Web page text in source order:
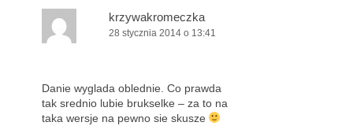
krzywakromeczka
28 stycznia 2014 o 13:41
Danie wyglada oblednie. Co prawda
tak srednio lubie brukselke – za to na
taka wersje na pewno sie skusze